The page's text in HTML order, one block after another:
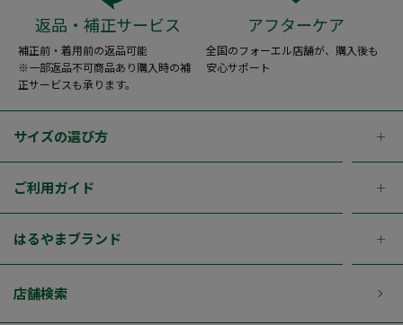
返品・補正サービス
補正前・着用前の返品可能
※一部返品不可商品あり購入時の補
正サービスも承ります。
アフターケア
全国のフォーエル店舗が、購入後も
安心サポート
サイズの選び方
ご利用ガイド
はるやまブランド
店舗検索